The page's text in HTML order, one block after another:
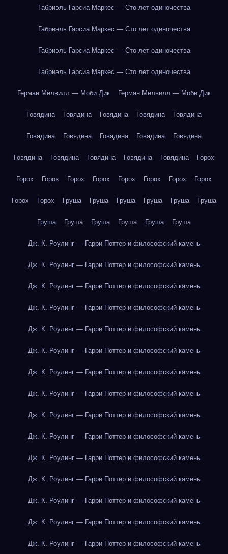
Габриэль Гарсиа Маркес — Сто лет одиночества
Габриэль Гарсиа Маркес — Сто лет одиночества
Габриэль Гарсиа Маркес — Сто лет одиночества
Габриэль Гарсиа Маркес — Сто лет одиночества
Герман Мелвилл — Моби Дик Герман Мелвилл — Моби Дик
Говядина Говядина Говядина Говядина Говядина
Говядина Говядина Говядина Говядина Говядина
Говядина Говядина Говядина Говядина Говядина Горох
Горох Горох Горох Горох Горох Горох Горох Горох
Горох Горох Груша Груша Груша Груша Груша Груша
Груша Груша Груша Груша Груша Груша
Дж. К. Роулинг — Гарри Поттер и философский камень
Дж. К. Роулинг — Гарри Поттер и философский камень
Дж. К. Роулинг — Гарри Поттер и философский камень
Дж. К. Роулинг — Гарри Поттер и философский камень
Дж. К. Роулинг — Гарри Поттер и философский камень
Дж. К. Роулинг — Гарри Поттер и философский камень
Дж. К. Роулинг — Гарри Поттер и философский камень
Дж. К. Роулинг — Гарри Поттер и философский камень
Дж. К. Роулинг — Гарри Поттер и философский камень
Дж. К. Роулинг — Гарри Поттер и философский камень
Дж. К. Роулинг — Гарри Поттер и философский камень
Дж. К. Роулинг — Гарри Поттер и философский камень
Дж. К. Роулинг — Гарри Поттер и философский камень
Дж. К. Роулинг — Гарри Поттер и философский камень
Дж. К. Роулинг — Гарри Поттер и философский камень